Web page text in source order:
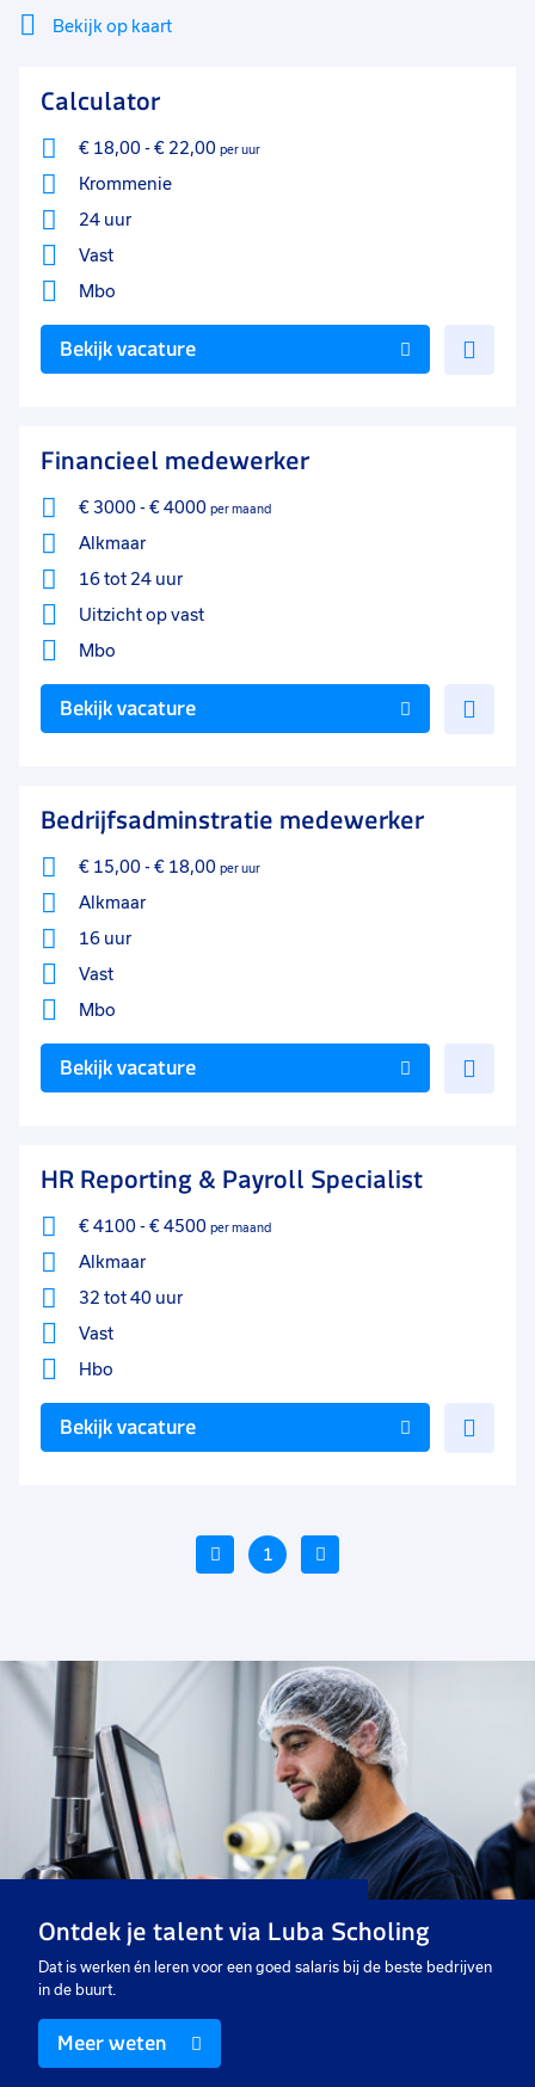
Bekijk op kaart
Sluiten
Calculator
€ 18,00- € 22,00 per uur
Krommenie
24 uur
Vast
Mbo
Bekijk vacature
Financieel medewerker
€ 3000- € 4000 per maand
Alkmaar
16 tot 24 uur
Uitzicht op vast
Mbo
Bekijk vacature
Bedrijfsadminstratie medewerker
€ 15,00- € 18,00 per uur
Alkmaar
16 uur
Vast
Mbo
Bekijk vacature
HR Reporting & Payroll Specialist
€ 4100- € 4500 per maand
Alkmaar
32 tot 40 uur
Vast
Hbo
Bekijk vacature
Vorige
1
Voeg
favorieten
Voeg
toe
aan
favorieten
Calculator
24 uur
€ 18,00- € 22,00 p.u.
Financieel medewerker
16 tot 24 uur
Uitzicht op vast
€ 3000 -€ 4000 p.m.
Ontdek je talent via Luba Scholing
Dat is werken én leren voor een goed salaris bij de beste bedrijven
in de buurt.
Meer weten